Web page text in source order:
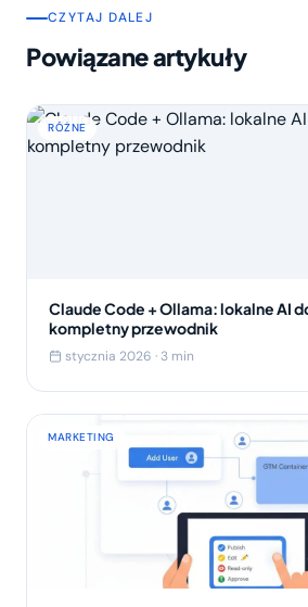
CZYTAJ DALEJ
Powiązane artykuły
RÓŻNE
Claude Code + Ollama: lokalne AI
kompletny przewodnik
stycznia 2026 · 3 min
MARKETING